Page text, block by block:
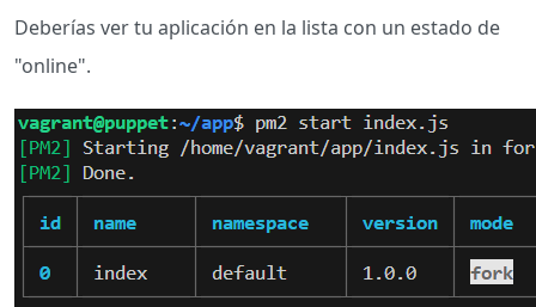
Deberías ver tu aplicación en la lista con un estado de
"online".